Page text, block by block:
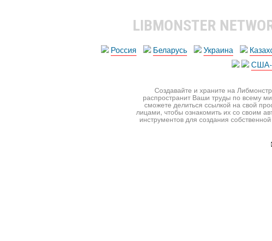
LIBMONSTER
Россия Беларусь Украина
США-
Создавайте и храните на
распространит Ваши труды по всему
сможете делиться ссылкой на свой
лицами, чтобы ознакомить их со своим
инструментов для создания